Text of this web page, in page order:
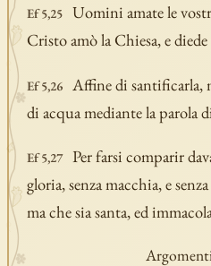
Ef 5,25
Uomini amate le
Cristo amò la Chiesa, e diede
Ef 5,26
Affine di santificarla,
di acqua mediante la parola
Ef 5,27
Per farsi comparir
gloria, senza macchia, e
ma che sia santa, ed